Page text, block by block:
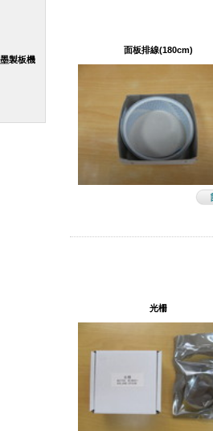
製板機
面板排線(180cm)
光柵